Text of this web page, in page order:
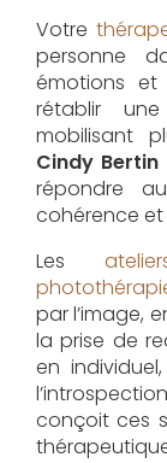
Votre
personne
émotions et
rétablir
mobilisant
Cindy Bertin
répondre
cohérence et
Les
par l’image,
la prise de
en
conçoit ces